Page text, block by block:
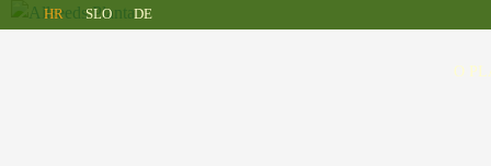
Skip to main content
HR SLO DE
Allseeds
O